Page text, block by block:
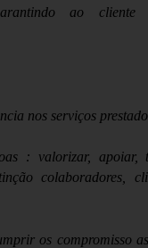
ao
nos serviços
: valorizar, apoiar,
colaboradores,
os compromisso